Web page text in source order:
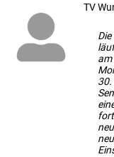
TV
am
30.